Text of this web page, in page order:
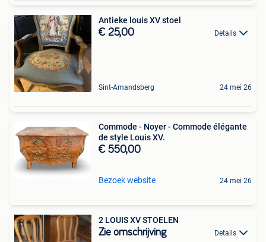
Antieke louis XV stoel
€ 25,00 Details
Sint-Amandsberg 24 mei 26
Commode - Noyer - Commode élégante
de style Louis XV.
€ 550,00
Bezoek website 24 mei 26
2 LOUIS XV STOELEN
Zie omschrijving Details